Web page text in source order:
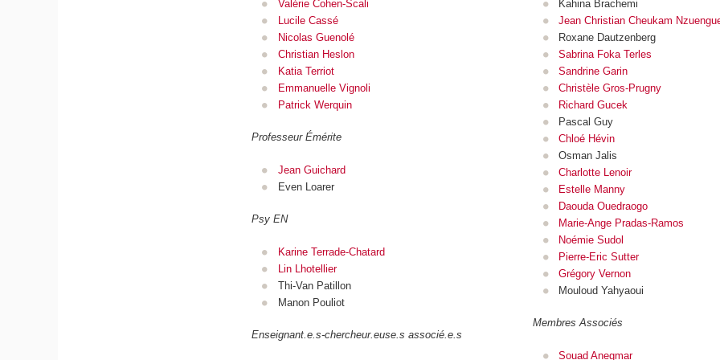
Valérie Cohen-Scali
Lucile Cassé
Nicolas Guenolé
Christian Heslon
Katia Terriot
Emmanuelle Vignoli
Patrick Werquin
Professeur Émérite
Jean Guichard
Even Loarer
Psy EN
Karine Terrade-Chatard
Lin Lhotellier
Thi-Van Patillon
Manon Pouliot
Enseignant.e.s-chercheur.euse.s associé.e.s
Kahina Brachemi
Jean Christian Cheukam
Roxane Dautzenberg
Sabrina Foka Terles
Sandrine Garin
Christèle Gros-Prugny
Richard Gucek
Pascal Guy
Chloé Hévin
Osman Jalis
Charlotte Lenoir
Estelle Manny
Daouda Ouedraogo
Marie-Ange Pradas-Ramos
Noémie Sudol
Pierre-Eric Sutter
Grégory Vernon
Mouloud Yahyaoui
Membres Associés
Souad Anegmar